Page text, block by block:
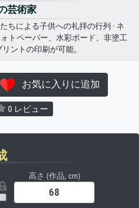
芸術家
ちによる子供への礼拝の行列 · ネ
トペーパー、水彩ボード、非塗工
ントの印刷が可能。
お気に入りに追加
0 レビュー
高さ (作品, cm)